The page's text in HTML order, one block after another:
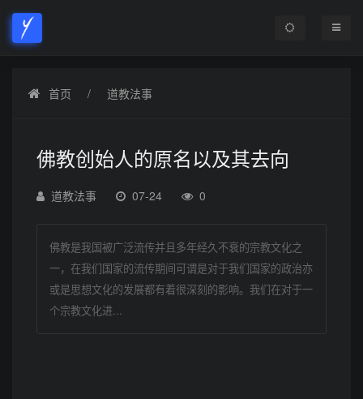
首页 道教法事
佛教创始人的原名以及其去向
道教法事 07-24 0
佛教是我国被广泛流传并且多年经久不衰的宗教文化之
一，在我们国家的流传期间可谓是对于我们国家的政治亦
或是思想文化的发展都有着很深刻的影响。我们在对于一
个宗教文化进...